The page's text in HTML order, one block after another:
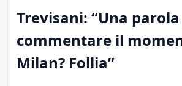
Trevisani: “Una
commentare il
Milan? Follia”